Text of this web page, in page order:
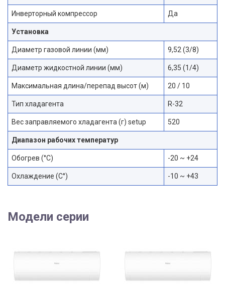
Инверторный компрессор Да
Установка
Диаметр газовой линии (мм) 9,52 (3/8)
Диаметр жидкостной линии (мм) 6,35 (1/4)
Максимальная длина/перепад высот (м) 20 / 10
Тип хладагента R-32
Вес заправляемого хладагента (г) setup 520
Диапазон рабочих температур
Обогрев (°С) -20 ~ +24
Охлаждение (С°) -10 ~ +43
Модели серии